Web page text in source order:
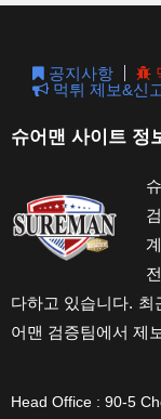
공지사항
먹튀 제보&신
슈어맨 사이트 정
다하고 있습니다. 최
어맨 검증팀에서 제
Head Office : 90-5